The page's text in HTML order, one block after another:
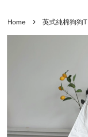
Home › 英式純棉狗狗T